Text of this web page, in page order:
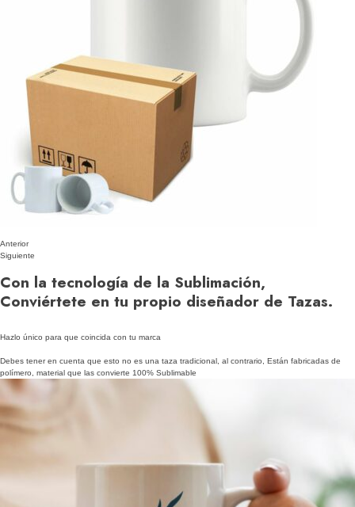
Anterior
Siguiente
Con la tecnología de la Sublimación,
Conviértete en tu propio diseñador de Tazas.
Hazlo único para que coincida con tu marca
Debes tener en cuenta que esto no es una taza tradicional, al contrario, Están fabricadas de
polímero, material que las convierte 100% Sublimable